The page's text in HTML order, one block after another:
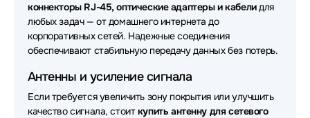
Аксессуары для сетевого оборудования Lonte
Technology
Аксессуары для сетевого оборудования Fibo
Аксессуары для сетевого оборудования
WYRESTORM
коннекторы RJ-45, оптические адаптеры и кабелидля
любых задач — от домашнего интернета до
корпоративных сетей. Надежные соединения
обеспечивают стабильную передачу данных без потерь.
Антенны и усиление сигнала
Если требуется увеличить зону покрытия или улучшить
качество сигнала, стоиткупить антенну для сетевого